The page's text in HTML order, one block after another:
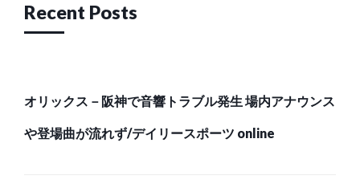
Recent Posts
オリックス－阪神で音響トラブル発生 場内アナウンス
や登場曲が流れず/デイリースポーツ online